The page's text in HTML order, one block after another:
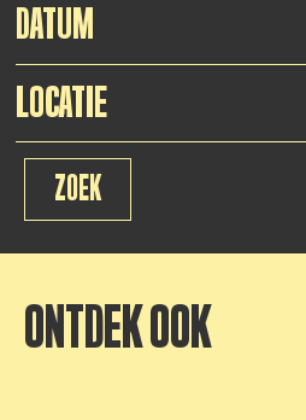
DATUM
ZOEK
ONTDEK OOK